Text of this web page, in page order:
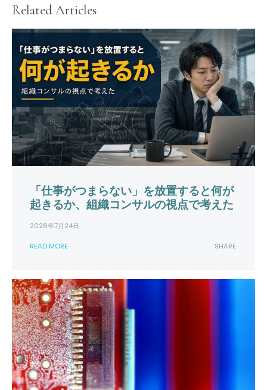
ー
シ
ョ
ン
Related Articles
「仕事がつまらない」を放置すると何が
起きるか、組織コンサルの視点で考えた
2026年7月24日
READ MORE SHARE: